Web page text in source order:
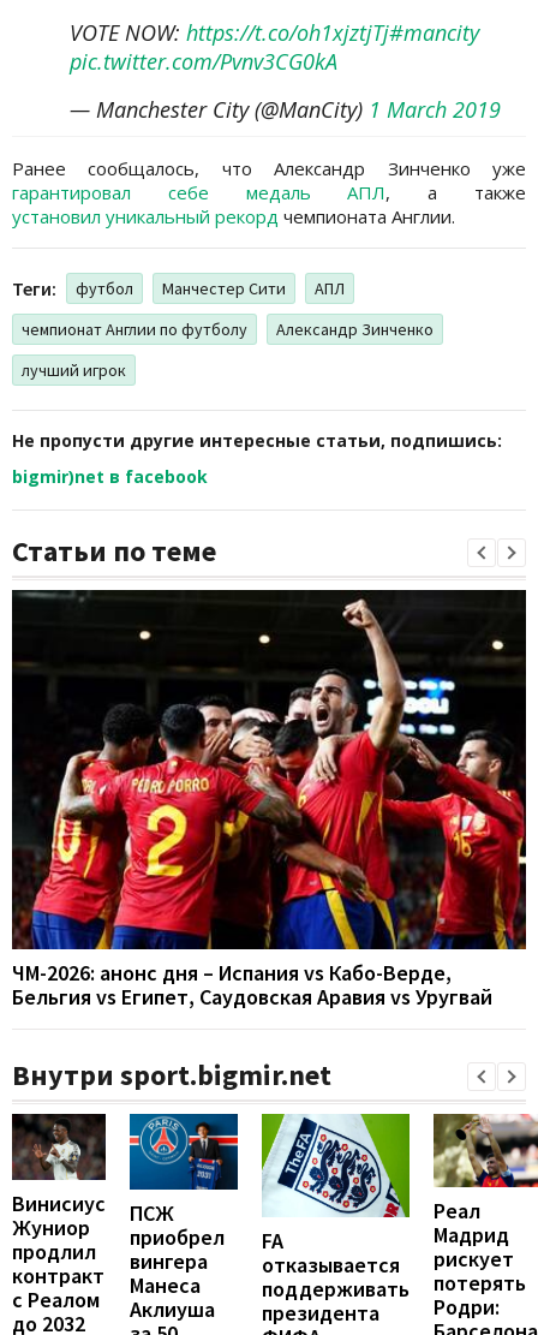
VOTE NOW: https://t.co/oh1xjztjTj#mancity
pic.twitter.com/Pvnv3CG0kA
— Manchester City (@ManCity) 1 March 2019
Ранее сообщалось, что Александр Зинченко уже
гарантировал себе медаль АПЛ, а также
установил уникальный рекорд чемпионата Англии.
Теги: футбол Манчестер Сити
АПЛ
чемпионат Англии по футболу
Александр Зинченко
лучший игрок
Не пропусти другие интересные статьи, подпишись:
bigmir)net в facebook
Статьи по теме
ЧМ-2026: анонс дня – Испания vs Кабо-Верде,
Бельгия vs Египет, Саудовская Аравия vs Уругвай
Внутри sport.bigmir.net
Винисиус
Жуниор
продлил
контракт
с Реалом
до 2032
ПСЖ
приобрел
вингера
Манеса
Аклиуша
FA
отказывается
поддерживать
президента
Реал
Мадрид
рискует
потерять
Родри: